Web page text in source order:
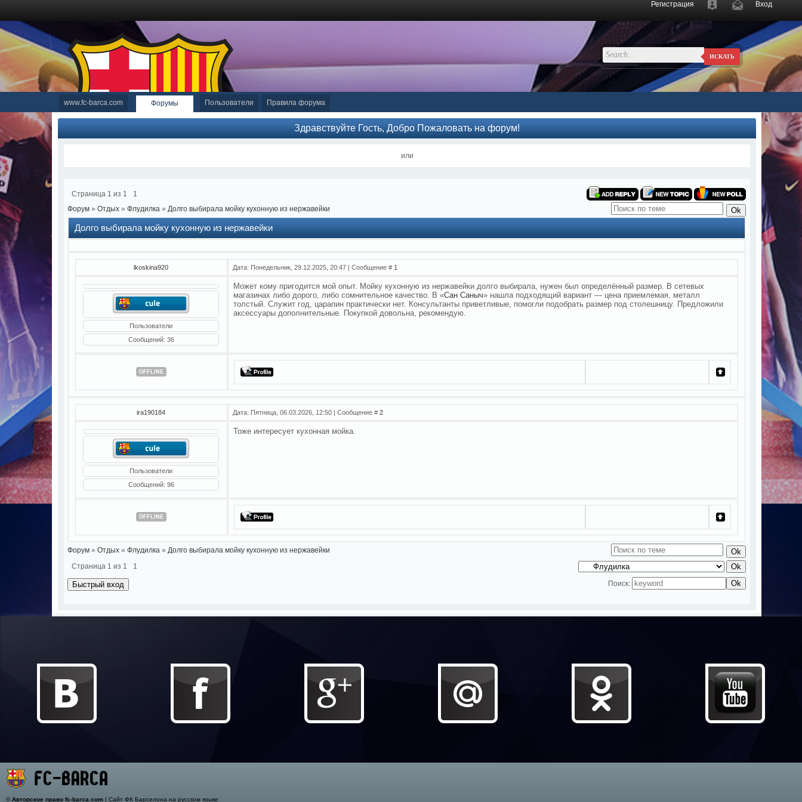
Вход
Регистрация
ИСКАТЬ
www.fc-barca.com Форумы Пользователи Правила форума
Здравствуйте Гость, Добро Пожаловать на форум!
или
Страница 1 из 1
1
Форум » Отдых » Флудилка » Долго выбирала мойку кухонную из нержавейки
Долго выбирала мойку кухонную из нержавейки
lkoskina920 Дата: Понедельник, 29.12.2025, 20:47 | Сообщение # 1
Пользователи
Сообщений: 36
Может кому пригодится мой опыт. Мойку кухонную из нержавейки долго выбирала, нужен был определённый размер. В сетевых
магазинах либо дорого, либо сомнительное качество. В «Сан Саныч» нашла подходящий вариант — цена приемлемая, металл
толстый. Служит год, царапин практически нет. Консультанты приветливые, помогли подобрать размер под столешницу. Предложили
аксессуары дополнительные. Покупкой довольна, рекомендую.
OFFLINE
ira190184 Дата: Пятница, 06.03.2026, 12:50 | Сообщение #2
Пользователи
Сообщений: 96
Тоже интересует кухонная мойка.
OFFLINE
Форум » Отдых » Флудилка » Долго выбирала мойку кухонную из нержавейки
Страница 1 из 1 1
Поиск:
©Авторское право fc-barca.com| Сайт ФК Барселона на русском языке